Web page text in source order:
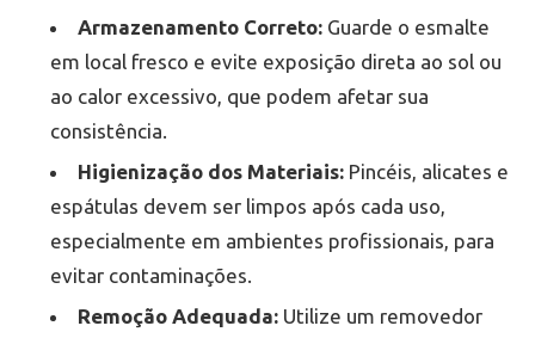
Armazenamento Correto: Guarde o esmalte
em local fresco e evite exposição direta ao sol ou
ao calor excessivo, que podem afetar sua
consistência.
Higienização dos Materiais: Pincéis, alicates e
espátulas devem ser limpos após cada uso,
especialmente em ambientes profissionais, para
evitar contaminações.
Remoção Adequada: Utilize um removedor